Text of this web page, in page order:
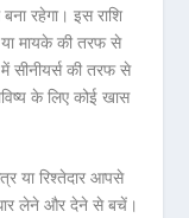
रहेगा। इस राशि
या मायके की तरफ से
की तरफ से
के लिए कोई खास
या रिश्तेदार आपसे
लेने और देने से बचें।